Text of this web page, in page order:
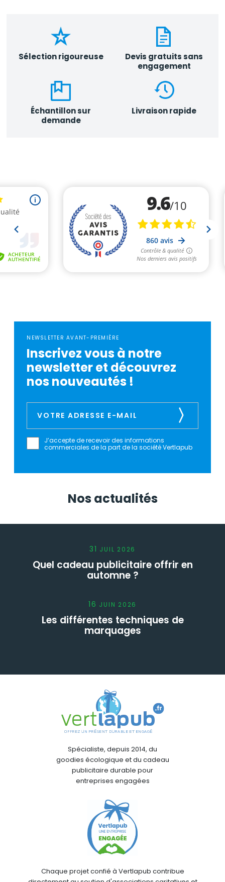
Sélection rigoureuse
Devis gratuits sans
engagement
Échantillon sur
demande
Livraison rapide
NEWSLETTER AVANT-PREMIÈRE
Inscrivez vous à notre
newsletter et découvrez
nos nouveautés !
J’accepte de recevoir des informations
commerciales de la part de la société Vertlapub
Nos actualités
31 JUIL 2026
Quel cadeau publicitaire offrir en
automne ?
16 JUIN 2026
Les différentes techniques de
marquages
Spécialiste, depuis 2014, du
goodies écologique et du cadeau
publicitaire durable pour
entreprises engagées
Chaque projet confié à Vertlapub contribue